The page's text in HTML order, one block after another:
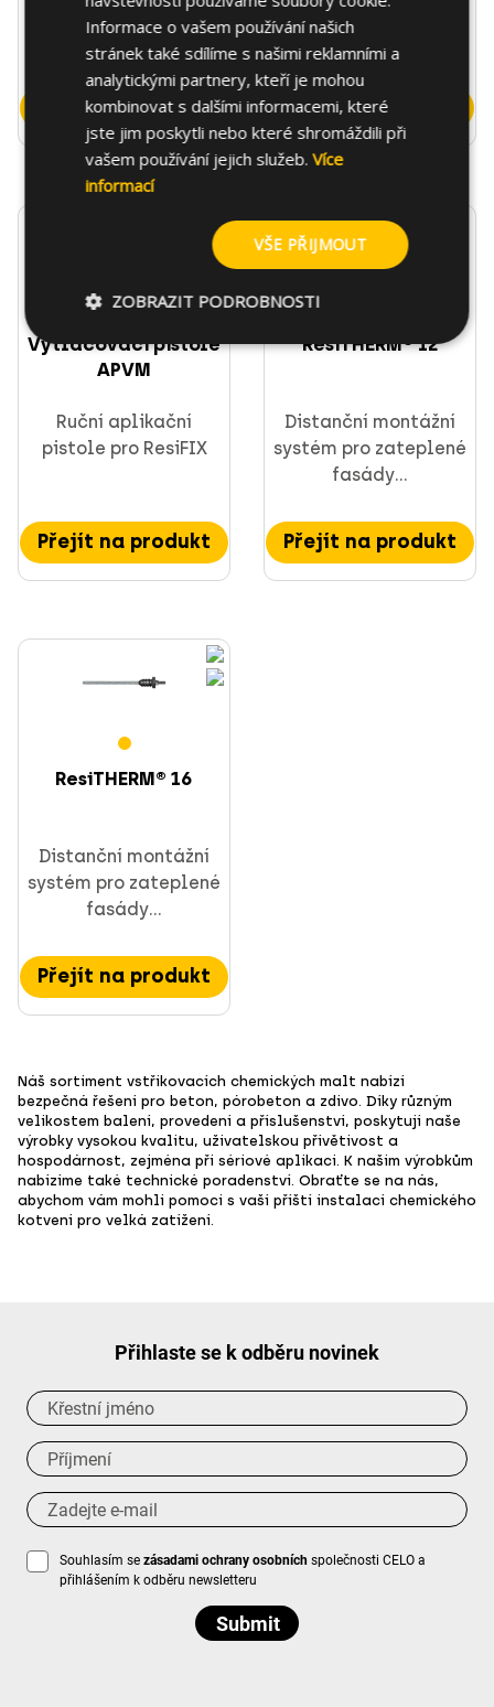
pistole pro ResiFIX
Přejít na produkt
pistole pro ResiFIX
Přejít na produkt
Vytlačovací pistole
APVM
Ruční aplikační
pistole pro ResiFIX
Přejít na produkt
ResiTHERM® 12
Distanční montážní
systém pro zateplené
fasády...
Přejít na produkt
ResiTHERM® 16
Distanční montážní
systém pro zateplené
fasády...
Přejít na produkt
Náš sortiment vstřikovacích chemických malt nabízí
bezpečná řešení pro beton, pórobeton a zdivo. Díky různým
velikostem balení, provedení a příslušenství, poskytují naše
výrobky vysokou kvalitu, uživatelskou přívětivost a
hospodárnost, zejména při sériové aplikaci. K našim výrobkům
nabízíme také technické poradenství. Obraťte se na nás,
abychom vám mohli pomoci s vaší příští instalací chemického
kotvení pro velká zatížení.
Přihlaste se k odběru novinek
Souhlasím se zásadami ochrany osobních společnosti CELO a
přihlášením k odběru newsletteru
Informace o vašem používání našich
stránek také sdílíme s našimi reklamními a
analytickými partnery, kteří je mohou
kombinovat s dalšími informacemi, které
jste jim poskytli nebo které shromáždili při
vašem používání jejich služeb.Více
informací
VŠE PŘIJMOUT
ZOBRAZIT PODROBNOSTI